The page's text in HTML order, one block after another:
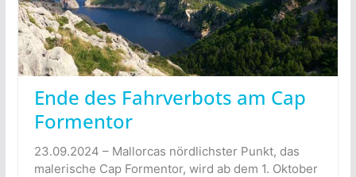
Ende des Fahrverbots am Cap
Formentor
23.09.2024 – Mallorcas nördlichster Punkt, das
malerische Cap Formentor, wird ab dem 1. Oktober